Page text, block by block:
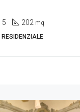
5 202 mq